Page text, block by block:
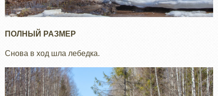
ПОЛНЫЙ РАЗМЕР
Снова в ход шла лебедка.